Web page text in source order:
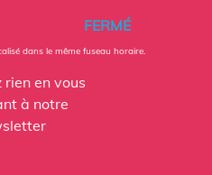
FERMÉ
dans le même fuseau horaire.
rien en vous
à notre